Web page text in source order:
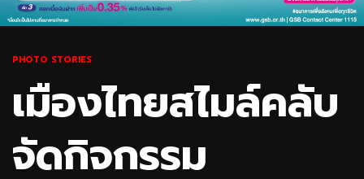
PHOTO STORIES
เมืองไทยสไมล์คลับ
จัดกิจกรรม